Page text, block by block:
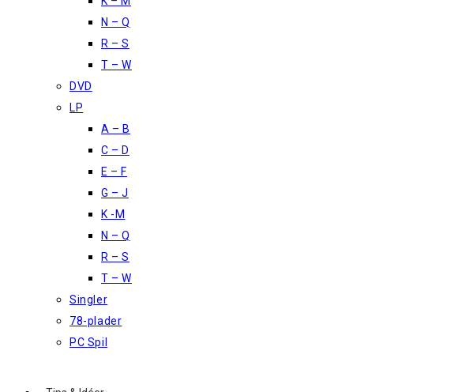
N – Q
R – S
T – W
DVD
LP
A – B
C – D
E – F
G – J
K -M
N – Q
R – S
T – W
Singler
78-plader
PC Spil